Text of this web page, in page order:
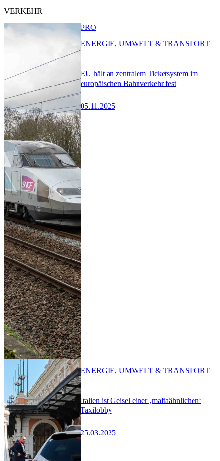
VERKEHR
EU hält an zentralem Ticketsystem im
europäischen Bahnverkehr fest
05.11.2025
PRO
ENERGIE, UMWELT & TRANSPORT
Italien ist Geisel einer ‚mafiaähnlichen‘
Taxilobby
25.03.2025
ENERGIE, UMWELT & TRANSPORT